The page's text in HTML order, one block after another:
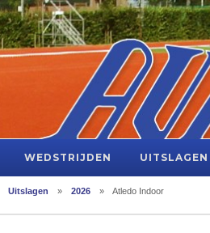
WEDSTRIJDEN UITSLAGEN
Uitslagen » 2026 » Atledo Indoor